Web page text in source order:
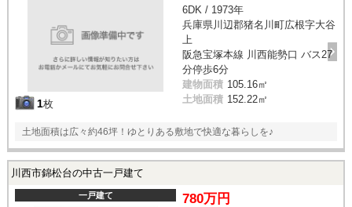
1枚
6DK / 1973年
兵庫県川辺郡猪名川町広根字大谷
上
阪急宝塚本線 川西能勢口 バス27
分停歩6分
建物面積 105.16㎡
土地面積 152.22㎡
土地面積は広々約46坪！ゆとりある敷地で快適な暮らしを♪
川西市錦松台の中古一戸建て
一戸建て 780万円